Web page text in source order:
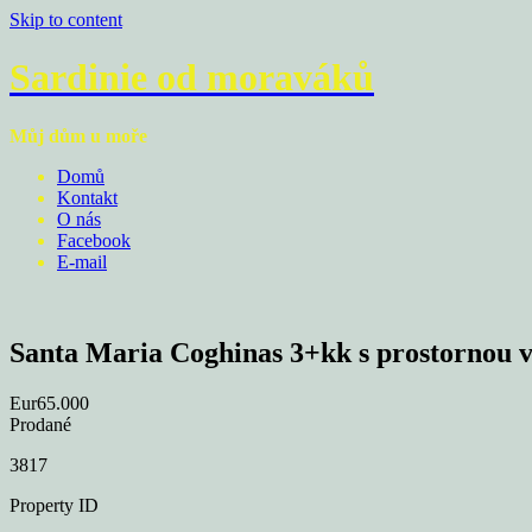
Skip to content
Sardinie od moraváků
Můj dům u moře
Domů
Kontakt
O nás
Facebook
E-mail
Santa Maria Coghinas 3+kk s prostornou
Eur65.000
Prodané
3817
Property ID